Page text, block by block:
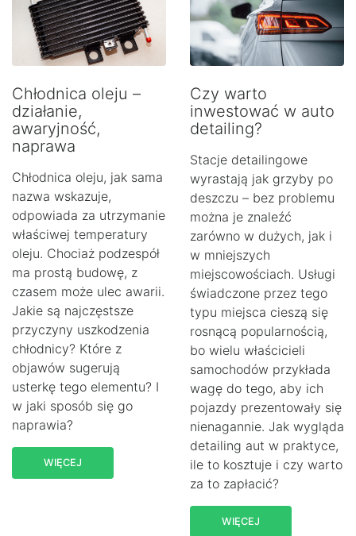
Chłodnica oleju –
działanie,
awaryjność,
naprawa
Chłodnica oleju, jak sama
nazwa wskazuje,
odpowiada za utrzymanie
właściwej temperatury
oleju. Chociaż podzespół
ma prostą budowę, z
czasem może ulec awarii.
Jakie są najczęstsze
przyczyny uszkodzenia
chłodnicy? Które z
objawów sugerują
usterkę tego elementu? I
w jaki sposób się go
naprawia?
WIĘCEJ
Czy warto
inwestować w auto
detailing?
Stacje detailingowe
wyrastają jak grzyby po
deszczu – bez problemu
można je znaleźć
zarówno w dużych, jak i
w mniejszych
miejscowościach. Usługi
świadczone przez tego
typu miejsca cieszą się
rosnącą popularnością,
bo wielu właścicieli
samochodów przykłada
wagę do tego, aby ich
pojazdy prezentowały się
nienagannie. Jak wygląda
detailing aut w praktyce,
ile to kosztuje i czy warto
za to zapłacić?
WIĘCEJ